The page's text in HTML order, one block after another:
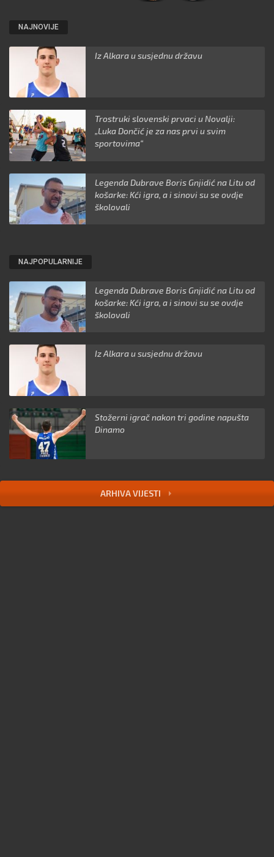
NAJNOVIJE
Iz Alkara u susjednu državu
Trostruki slovenski prvaci u Novalji:
„Luka Dončić je za nas prvi u svim
sportovima“
Legenda Dubrave Boris Gnjidić na Litu od
košarke: Kći igra, a i sinovi su se ovdje
školovali
NAJPOPULARNIJE
Legenda Dubrave Boris Gnjidić na Litu od
košarke: Kći igra, a i sinovi su se ovdje
školovali
Iz Alkara u susjednu državu
Stožerni igrač nakon tri godine napušta
Dinamo
ARHIVA VIJESTI